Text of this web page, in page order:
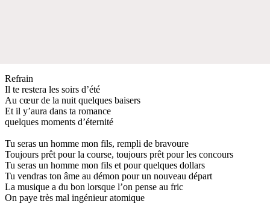
Refrain
Il te restera les soirs d’été
Au cœur de la nuit quelques baisers
Et il y’aura dans ta romance
quelques moments d’éternité
Tu seras un homme mon fils, rempli de bravoure
Toujours prêt pour la course, toujours prêt pour les concours
Tu seras un homme mon fils et pour quelques dollars
Tu vendras ton âme au démon pour un nouveau départ
La musique a du bon lorsque l’on pense au fric
On paye très mal ingénieur atomique